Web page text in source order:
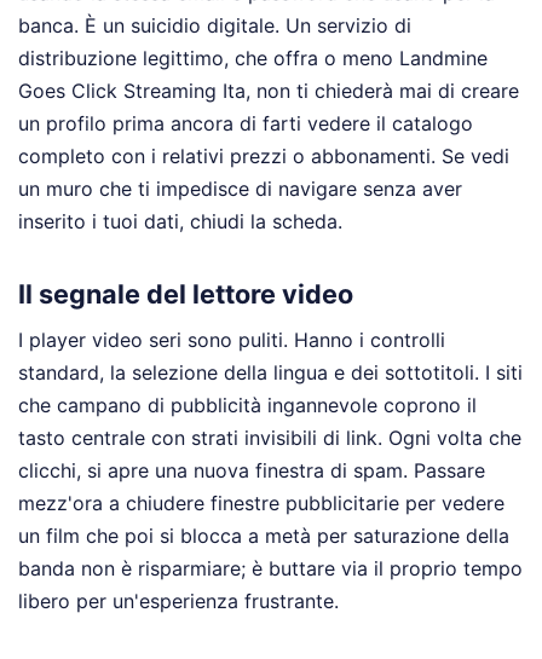
banca. È un suicidio digitale. Un servizio di
distribuzione legittimo, che offra o meno Landmine
Goes Click Streaming Ita, non ti chiederà mai di creare
un profilo prima ancora di farti vedere il catalogo
completo con i relativi prezzi o abbonamenti. Se vedi
un muro che ti impedisce di navigare senza aver
inserito i tuoi dati, chiudi la scheda.
Il segnale del lettore video
I player video seri sono puliti. Hanno i controlli
standard, la selezione della lingua e dei sottotitoli. I siti
che campano di pubblicità ingannevole coprono il
tasto centrale con strati invisibili di link. Ogni volta che
clicchi, si apre una nuova finestra di spam. Passare
mezz'ora a chiudere finestre pubblicitarie per vedere
un film che poi si blocca a metà per saturazione della
banda non è risparmiare; è buttare via il proprio tempo
libero per un'esperienza frustrante.